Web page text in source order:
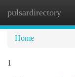
pulsardirectory
Home
1